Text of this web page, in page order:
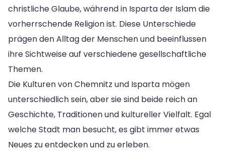
christliche Glaube, während in Isparta der Islam die
vorherrschende Religion ist. Diese Unterschiede
prägen den Alltag der Menschen und beeinflussen
ihre Sichtweise auf verschiedene gesellschaftliche
Themen.
Die Kulturen von Chemnitz und Isparta mögen
unterschiedlich sein, aber sie sind beide reich an
Geschichte, Traditionen und kultureller Vielfalt. Egal
welche Stadt man besucht, es gibt immer etwas
Neues zu entdecken und zu erleben.